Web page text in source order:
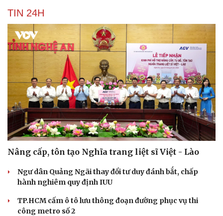
TIN 24H
Nâng cấp, tôn tạo Nghĩa trang liệt sĩ Việt - Lào
Ngư dân Quảng Ngãi thay đổi tư duy đánh bắt, chấp
hành nghiêm quy định IUU
TP.HCM cấm ô tô lưu thông đoạn đường phục vụ thi
công metro số 2